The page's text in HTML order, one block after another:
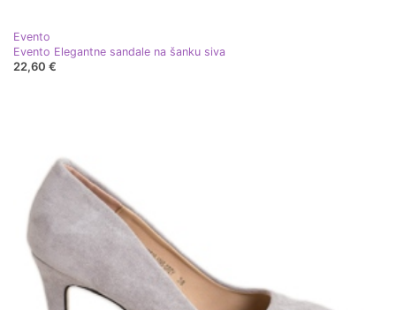
Evento
Evento Elegantne sandale na šanku siva
22,60 €